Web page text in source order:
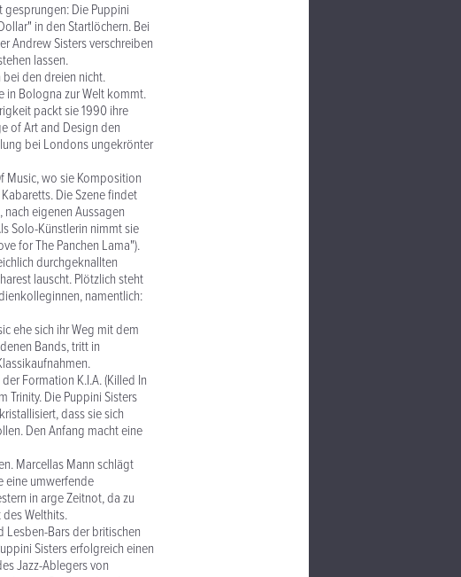
Die Puppini
in den Startlöchern. Bei
Andrew Sisters verschreiben
lassen.
den dreien nicht.
in Bologna zur Welt kommt.
packt sie 1990 ihre
of Art and Design den
bei Londons ungekrönter
Music, wo sie Komposition
Die Szene findet
eigenen Aussagen
Solo-Künstlerin nimmt sie
for The Panchen Lama").
durchgeknallten
lauscht. Plötzlich steht
namentlich:
ehe sich ihr Weg mit dem
Bands, tritt in
Formation K.I.A. (Killed In
Trinity. Die Puppini Sisters
dass sie sich
Den Anfang macht eine
Marcellas Mann schlägt
eine umwerfende
in arge Zeitnot, da zu
Welthits.
Lesben-Bars der britischen
Sisters erfolgreich einen
Jazz-Ablegers von